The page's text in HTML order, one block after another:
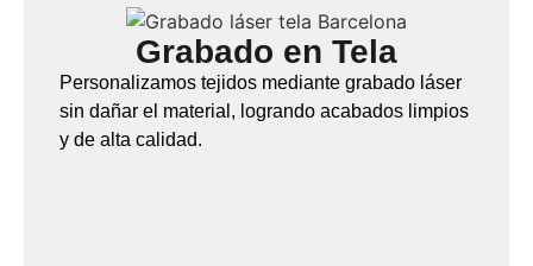
Grabado en Tela
Personalizamos tejidos mediante grabado láser
sin dañar el material, logrando acabados limpios
y de alta calidad.